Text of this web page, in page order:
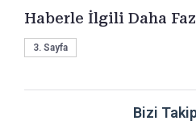
Haberle İlgili Daha
3. Sayfa
Bizi